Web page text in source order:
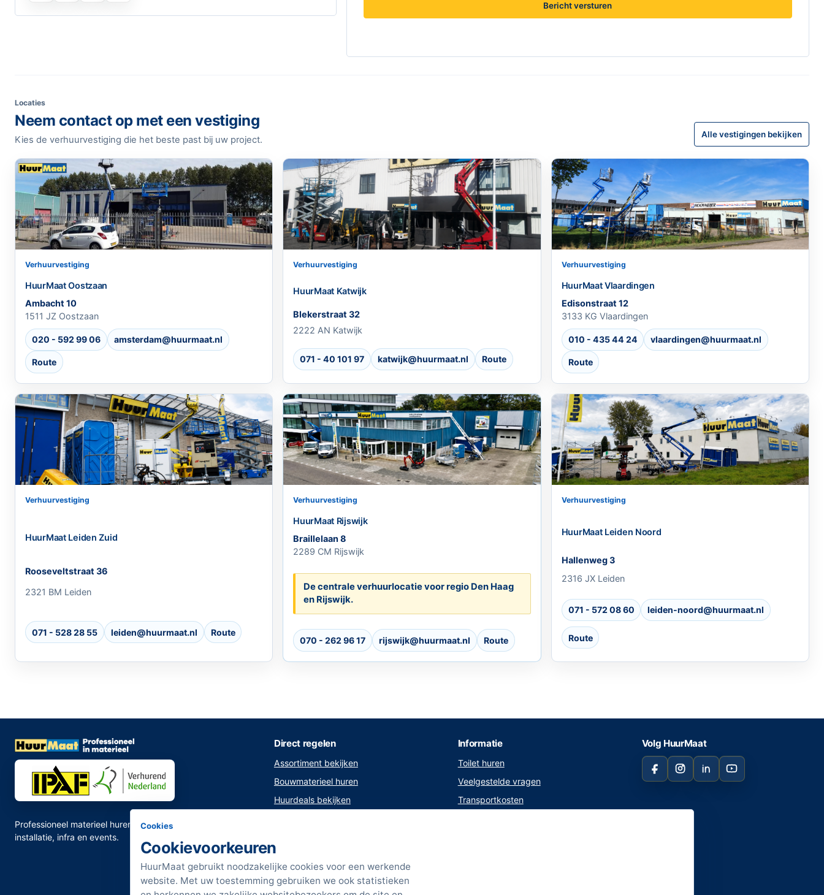
Bericht versturen
Locaties
Neem contact op met een vestiging
Kies de verhuurvestiging die het beste past bij uw project.
Alle vestigingen bekijken
Verhuurvestiging
HuurMaat Oostzaan
Ambacht 10
1511 JZ Oostzaan
020 - 592 99 06 amsterdam@huurmaat.nl
Route
Verhuurvestiging
HuurMaat Katwijk
Blekerstraat 32
2222 AN Katwijk
071 - 40 101 97 katwijk@huurmaat.nl Route
Verhuurvestiging
HuurMaat Vlaardingen
Edisonstraat 12
3133 KG Vlaardingen
010 - 435 44 24 vlaardingen@huurmaat.nl
Route
Verhuurvestiging
HuurMaat Leiden Zuid
Rooseveltstraat 36
2321 BM Leiden
071 - 528 28 55 leiden@huurmaat.nl Route
Verhuurvestiging
HuurMaat Rijswijk
Braillelaan 8
2289 CM Rijswijk
De centrale verhuurlocatie voor regio Den Haag
en Rijswijk.
070 - 262 96 17 rijswijk@huurmaat.nl Route
Verhuurvestiging
HuurMaat Leiden Noord
Hallenweg 3
2316 JX Leiden
071 - 572 08 60 leiden-noord@huurmaat.nl
Route
Professioneel materieel huren voor bouw, renovatie,
installatie, infra en events.
Direct regelen
Assortiment bekijken
Bouwmaterieel huren
Huurdeals bekijken
Werken bij HuurMaat
Informatie
Toilet huren
Veelgestelde vragen
Transportkosten
Volg HuurMaat
FacebookInstagramLinkedInYouTube
Cookies
Cookievoorkeuren
HuurMaat gebruikt noodzakelijke cookies voor een werkende
website. Met uw toestemming gebruiken we ook statistieken